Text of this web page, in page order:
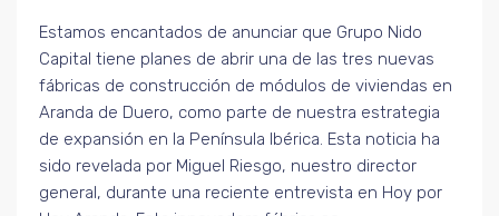
Estamos encantados de anunciar que Grupo Nido
Capital tiene planes de abrir una de las tres nuevas
fábricas de construcción de módulos de viviendas en
Aranda de Duero, como parte de nuestra estrategia
de expansión en la Península Ibérica. Esta noticia ha
sido revelada por Miguel Riesgo, nuestro director
general, durante una reciente entrevista en Hoy por